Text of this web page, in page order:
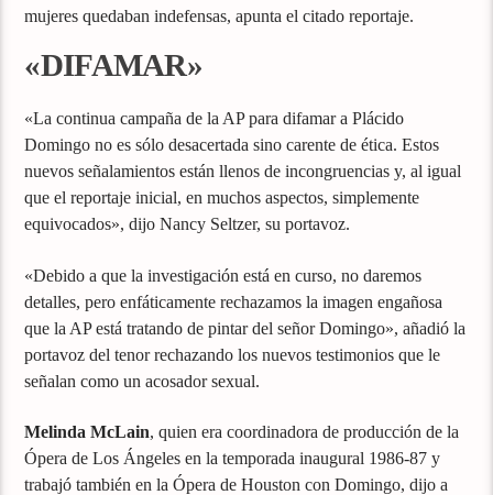
mujeres quedaban indefensas, apunta el citado reportaje.
«DIFAMAR»
«La continua campaña de la AP para difamar a Plácido
Domingo no es sólo desacertada sino carente de ética. Estos
nuevos señalamientos están llenos de incongruencias y, al igual
que el reportaje inicial, en muchos aspectos, simplemente
equivocados», dijo Nancy Seltzer, su portavoz.
«Debido a que la investigación está en curso, no daremos
detalles, pero enfáticamente rechazamos la imagen engañosa
que la AP está tratando de pintar del señor Domingo», añadió la
portavoz del tenor rechazando los nuevos testimonios que le
señalan como un acosador sexual.
Melinda McLain, quien era coordinadora de producción de la
Ópera de Los Ángeles en la temporada inaugural 1986-87 y
trabajó también en la Ópera de Houston con Domingo, dijo a